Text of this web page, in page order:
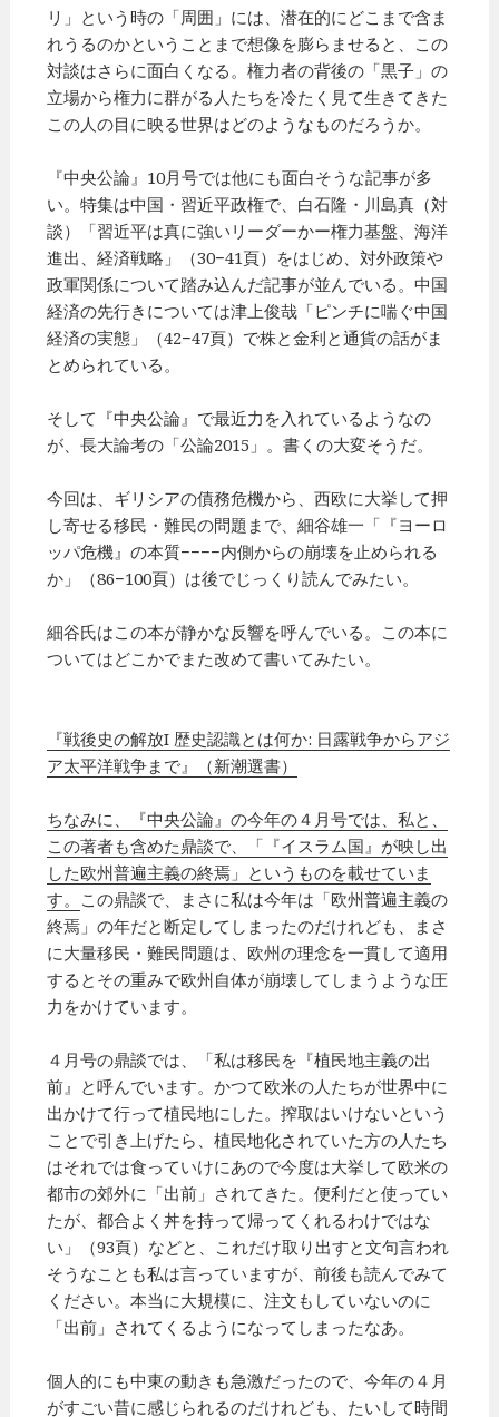
リ」という時の「周囲」には、潜在的にどこまで含ま
れうるのかということまで想像を膨らませると、この
対談はさらに面白くなる。権力者の背後の「黒子」の
立場から権力に群がる人たちを冷たく見て生きてきた
この人の目に映る世界はどのようなものだろうか。
『中央公論』10月号では他にも面白そうな記事が多
い。特集は中国・習近平政権で、白石隆・川島真（対
談）「習近平は真に強いリーダーかー権力基盤、海洋
進出、経済戦略」（30−41頁）をはじめ、対外政策や
政軍関係について踏み込んだ記事が並んでいる。中国
経済の先行きについては津上俊哉「ピンチに喘ぐ中国
経済の実態」（42−47頁）で株と金利と通貨の話がま
とめられている。
そして『中央公論』で最近力を入れているようなの
が、長大論考の「公論2015」。書くの大変そうだ。
今回は、ギリシアの債務危機から、西欧に大挙して押
し寄せる移民・難民の問題まで、細谷雄一「『ヨーロ
ッパ危機』の本質−−−−内側からの崩壊を止められる
か」（86−100頁）は後でじっくり読んでみたい。
細谷氏はこの本が静かな反響を呼んでいる。この本に
ついてはどこかでまた改めて書いてみたい。
『戦後史の解放I 歴史認識とは何か: 日露戦争からアジ
ア太平洋戦争まで』（新潮選書）
ちなみに、『中央公論』の今年の４月号では、私と、
この著者も含めた鼎談で、「『イスラム国』が映し出
した欧州普遍主義の終焉」というものを載せていま
す。 この鼎談で、まさに私は今年は「欧州普遍主義の
終焉」の年だと断定してしまったのだけれども、まさ
に大量移民・難民問題は、欧州の理念を一貫して適用
するとその重みで欧州自体が崩壊してしまうような圧
力をかけています。
４月号の鼎談では、「私は移民を『植民地主義の出
前』と呼んでいます。かつて欧米の人たちが世界中に
出かけて行って植民地にした。搾取はいけないという
ことで引き上げたら、植民地化されていた方の人たち
はそれでは食っていけにあので今度は大挙して欧米の
都市の郊外に「出前」されてきた。便利だと使ってい
たが、都合よく丼を持って帰ってくれるわけではな
い」（93頁）などと、これだけ取り出すと文句言われ
そうなことも私は言っていますが、前後も読んでみて
ください。本当に大規模に、注文もしていないのに
「出前」されてくるようになってしまったなあ。
個人的にも中東の動きも急激だったので、今年の４月
がすごい昔に感じられるのだけれども、たいして時間